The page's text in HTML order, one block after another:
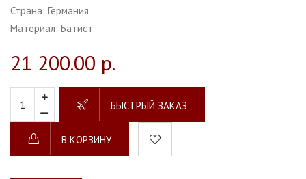
Страна: Германия
Материал: Батист
21 200.00 р.
БЫСТРЫЙ ЗАКАЗ
В КОРЗИНУ